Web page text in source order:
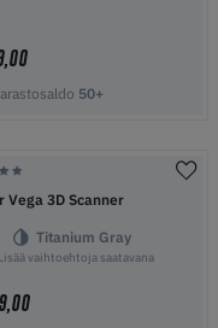
50+
Vega 3D Scanner
Titanium Gray
Lisää vaihtoehtoja saatavana